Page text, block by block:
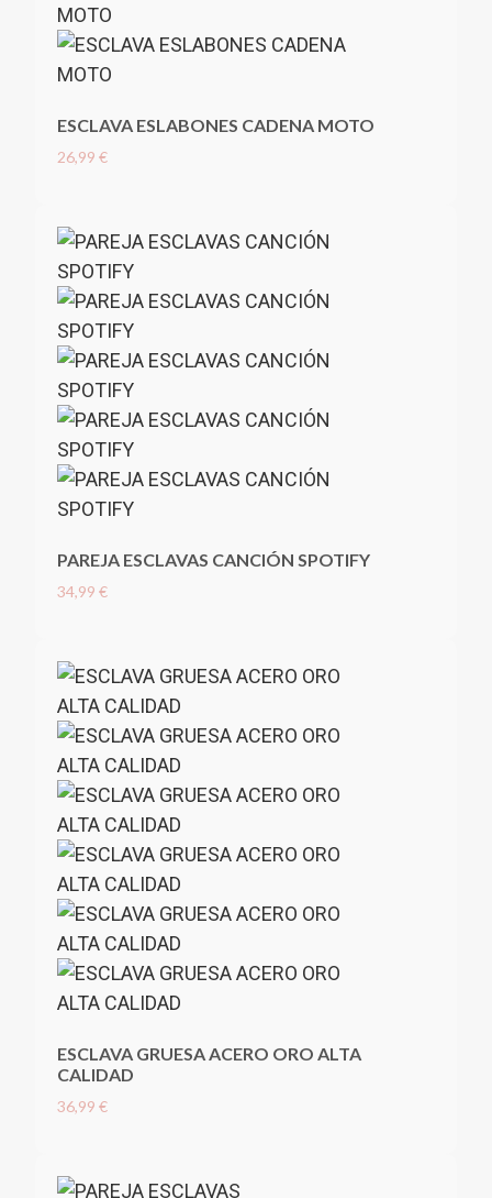
ESCLAVA ESLABONES CADENA MOTO
26,99 €
PAREJA ESCLAVAS CANCIÓN SPOTIFY
34,99 €
ESCLAVA GRUESA ACERO ORO ALTA
CALIDAD
36,99 €